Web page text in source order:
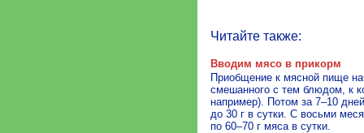
Читайте также:
Вводим мясо в прикорм
Приобщение к мясной пище
смешанного с тем блюдом, к
например). Потом за 7–10
до 30 г в сутки. С восьми
по 60–70 г мяса в сутки.